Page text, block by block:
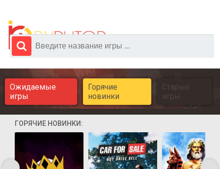
Ожидаемые
игры
Горячие
новинки
Старые
игры
ГОРЯЧИЕ НОВИНКИ: